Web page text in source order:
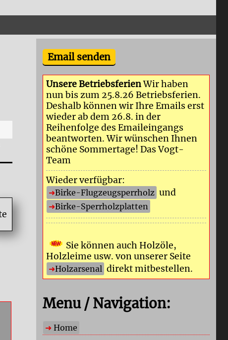
Email senden
Unsere BetriebsferienWir haben
nun bis zum 25.8.26 Betriebsferien.
Deshalb können wir Ihre Emails erst
wieder ab dem 26.8. in der
Reihenfolge des Emaileingangs
beantworten. Wir wünschen Ihnen
schöne Sommertage! Das Vogt-
Team
Wieder verfügbar:
Birke-Flugzeugsperrholz und
Birke-Sperrholzplatten
Sie können auch Holzöle,
Holzleime usw. von unserer Seite
Holzarsenal direkt mitbestellen.
Menu / Navigation:
Home